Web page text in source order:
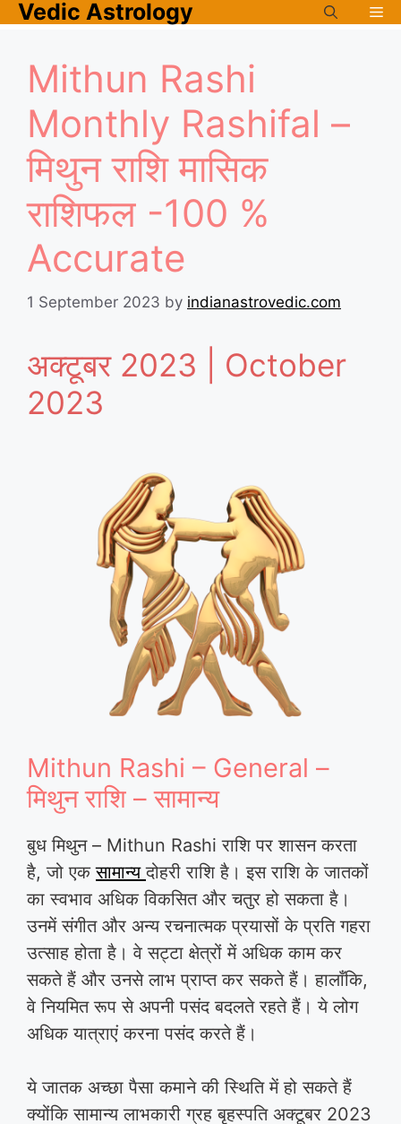
SkipVedic Astrology
Mithun Rashi
Monthly Rashifal –
मिथुन राशि मासिक
राशिफल -100 %
Accurate
1 September 2023 by indianastrovedic.com
अक्टूबर 2023 | October
2023
Mithun Rashi – General –
मिथुन राशि – सामान्य
बुध मिथुन – Mithun Rashi राशि पर शासन करता
है, जो एकसामान्यदोहरी राशि है। इस राशि के जातकों
का स्वभाव अधिक विकसित और चतुर हो सकता है।
उनमें संगीत और अन्य रचनात्मक प्रयासों के प्रति गहरा
उत्साह होता है। वे सट्टा क्षेत्रों में अधिक काम कर
सकते हैं और उनसे लाभ प्राप्त कर सकते हैं। हालाँकि,
वे नियमित रूप से अपनी पसंद बदलते रहते हैं। ये लोग
अधिक यात्राएं करना पसंद करते हैं।
ये जातक अच्छा पैसा कमाने की स्थिति में हो सकते हैं
क्योंकि सामान्य लाभकारी ग्रह बृहस्पति अक्टूबर 2023